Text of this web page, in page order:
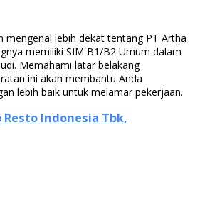
mengenal lebih dekat tentang PT Artha
memiliki SIM B1/B2 Umum dalam
Memahami latar belakang
ini akan membantu Anda
lebih baik untuk melamar pekerjaan.
Indonesia Tbk,